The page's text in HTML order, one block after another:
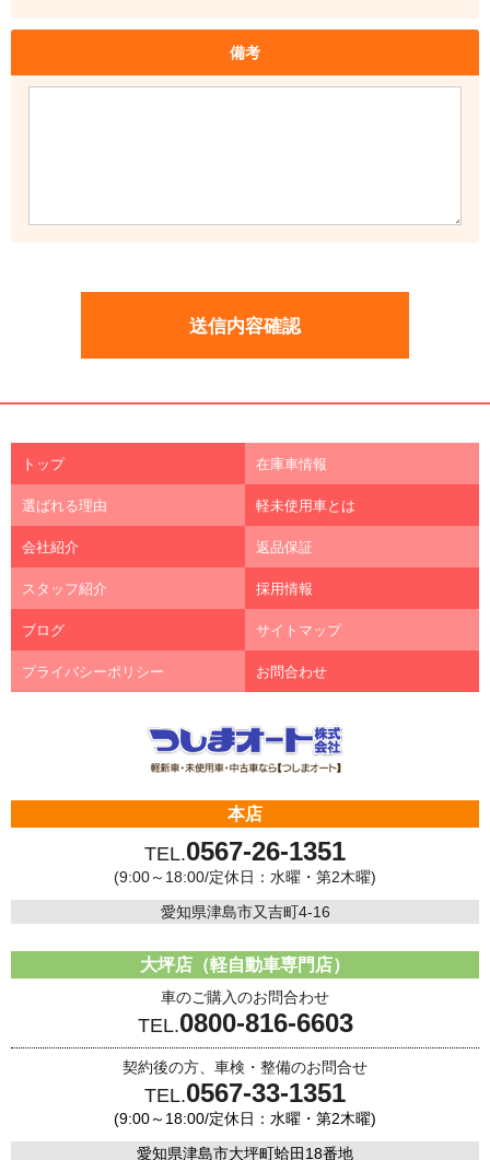
備考
トップ 在庫車情報
選ばれる理由 軽未使用車とは
会社紹介 返品保証
スタッフ紹介 採用情報
ブログ サイトマップ
プライバシーポリシー お問合わせ
本店
TEL.0567-26-1351
(9:00～18:00/定休日：水曜・第2木曜)
愛知県津島市又吉町4-16
大坪店（軽自動車専門店）
車のご購入のお問合わせ
TEL.0800-816-6603
契約後の方、車検・整備のお問合せ
TEL.0567-33-1351
(9:00～18:00/定休日：水曜・第2木曜)
愛知県津島市大坪町蛤田18番地